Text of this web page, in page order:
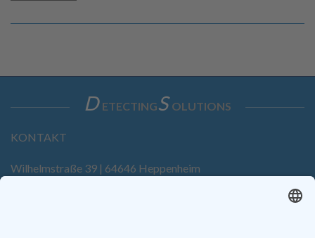
D ETECTINGS OLUTIONS
KONTAKT
Wilhelmstraße 39 | 64646 Heppenheim